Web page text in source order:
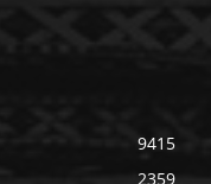
9415
2359